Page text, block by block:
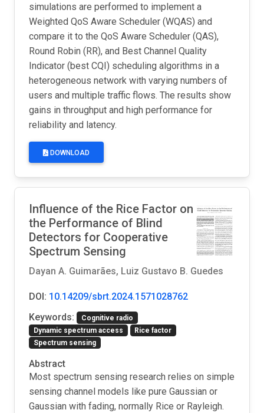
simulations are performed to implement a
Weighted QoS Aware Scheduler (WQAS) and
compare it to the QoS Aware Scheduler (QAS),
Round Robin (RR), and Best Channel Quality
Indicator (best CQI) scheduling algorithms in a
heterogeneous network with varying numbers of
users and multiple traffic flows. The results show
gains in throughput and high performance for
reliability and latency.
DOWNLOAD
Influence of the Rice Factor on
the Performance of Blind
Detectors for Cooperative
Spectrum Sensing
Dayan A. Guimarães, Luiz Gustavo B. Guedes
DOI: 10.14209/sbrt.2024.1571028762
Keywords:
Cognitive radio
Dynamic spectrum access
Rice factor
Spectrum sensing
Abstract
Most spectrum sensing research relies on simple
sensing channel models like pure Gaussian or
Gaussian with fading, normally Rice or Rayleigh.